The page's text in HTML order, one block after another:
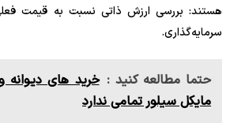
هستند: بررسی ارزش ذاتی نسبت به قیمت
سرمایه‌گذاری.
حتما مطالعه کنید : خرید های
مایکل سیلور تمامی ندارد